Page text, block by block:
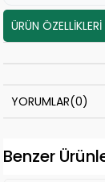
ÜRÜN ÖZELLIKLERI
YORUMLAR(0)
Benzer